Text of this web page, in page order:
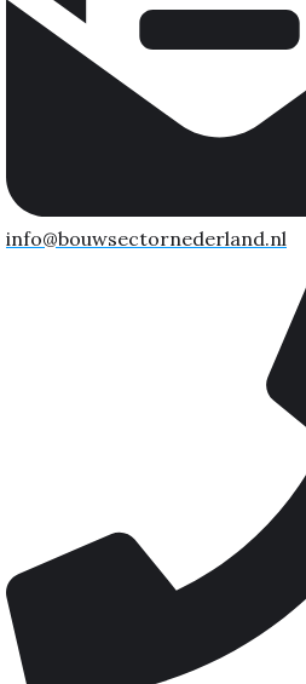
info@bouwsectornederland.nl